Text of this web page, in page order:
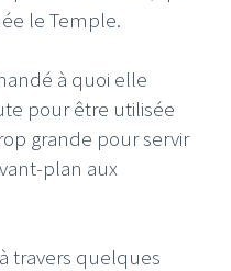
le Temple.
à quoi elle
pour être utilisée
grande pour servir
plan aux
travers quelques